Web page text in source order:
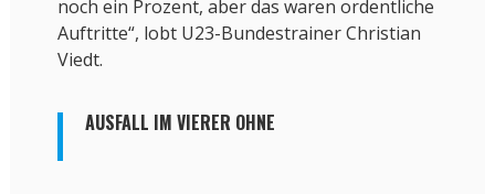
noch ein Prozent, aber das waren ordentliche
Auftritte“, lobt U23-Bundestrainer Christian
Viedt.
AUSFALL IM VIERER OHNE